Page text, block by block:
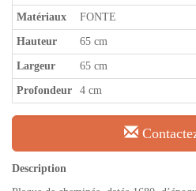
Matériaux FONTE
Hauteur 65 cm
Largeur 65 cm
Profondeur 4 cm
Description